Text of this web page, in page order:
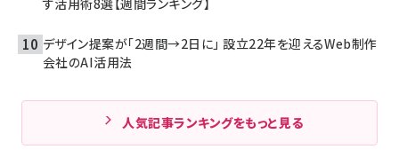
デザイン提案が「2週間→2日に」 設立22年を迎えるWeb制作
会社のAI活用法
人気記事ランキングをもっと見る